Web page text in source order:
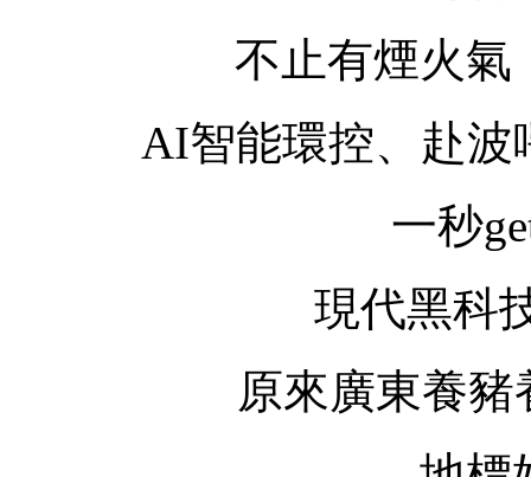
不止有煙火氣
AI智能環控、赴波
一秒
現代黑科
原來廣東養豬